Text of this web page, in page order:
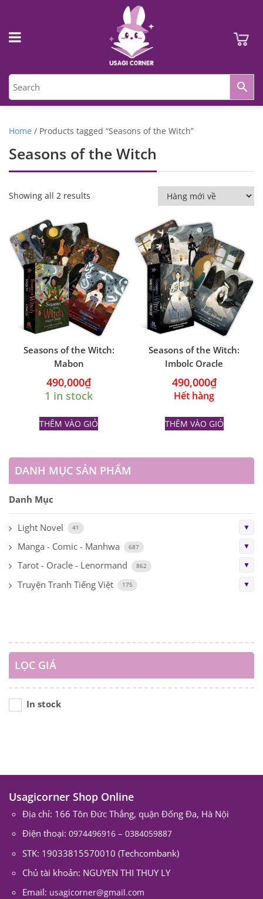
Home / Products tagged “Seasons of the Witch”
Seasons of the Witch
Showing all 2 results
Seasons of the Witch:
Mabon
490,000₫
1 in stock
THÊM VÀO GIỎ
Seasons of the Witch:
Imbolc Oracle
490,000₫
Hết hàng
THÊM VÀO GIỎ
DANH MỤC SẢN PHẨM
Danh Mục
▼
Light Novel 41
▼
Manga - Comic - Manhwa 687
▼
Tarot - Oracle - Lenormand 862
▼
Truyện Tranh Tiếng Việt 175
LỌC GIÁ
In stock
Usagicorner Shop Online
Địa chỉ: 166 Tôn Đức Thắng, quận Đống Đa, Hà Nội
Điện thoại: 0974496916 – 0384059887
STK: 19033815570010 (Techcombank)
Chủ tài khoản: NGUYEN THI THUY LY
Email: usagicorner@gmail.com